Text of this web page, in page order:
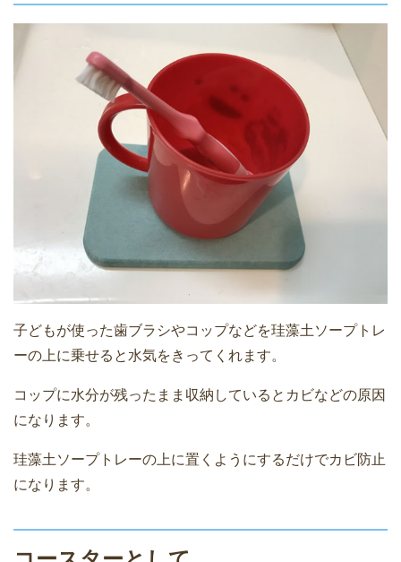
子どもが使った歯ブラシやコップなどを珪藻土ソープトレ
ーの上に乗せると水気をきってくれます。
コップに水分が残ったまま収納しているとカビなどの原因
になります。
珪藻土ソープトレーの上に置くようにするだけでカビ防止
になります。